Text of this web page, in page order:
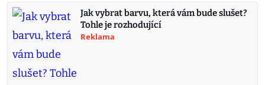
Jak vybrat barvu, která vám bude slušet?
Tohle je rozhodující
Reklama